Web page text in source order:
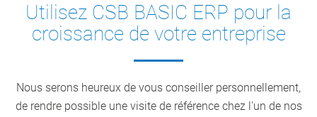
Utilisez CSB BASIC ERP pour la
croissance de votre entreprise
Nous serons heureux de vous conseiller personnellement,
de rendre possible une visite de référence chez l'un de nos